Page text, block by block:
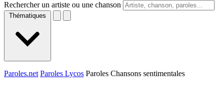
Rechercher un artiste ou une chanson
Thématiques
Paroles.net Paroles Lycos Paroles Chansons sentimentales